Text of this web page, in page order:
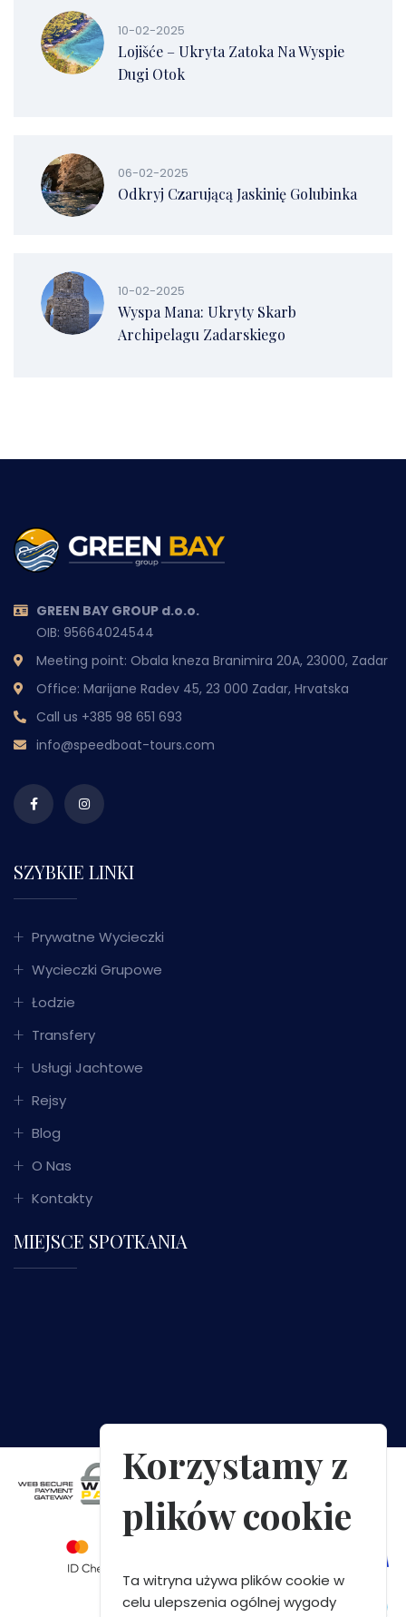
10-02-2025
Lojišće – Ukryta Zatoka Na Wyspie
Dugi Otok
06-02-2025
Odkryj Czarującą Jaskinię Golubinka
10-02-2025
Wyspa Mana: Ukryty Skarb
Archipelagu Zadarskiego
GREEN BAY GROUP d.o.o.
OIB: 95664024544
Meeting point: Obala kneza Branimira 20A, 23000, Zadar
Office: Marijane Radev 45, 23 000 Zadar, Hrvatska
Call us +385 98 651 693
info@speedboat-tours.com
SZYBKIE LINKI
Prywatne Wycieczki
Wycieczki Grupowe
Łodzie
Transfery
Usługi Jachtowe
Rejsy
Blog
O Nas
Kontakty
MIEJSCE SPOTKANIA
Korzystamy z
plików cookie
Ta witryna używa plików cookie w
celu ulepszenia ogólnej wygody